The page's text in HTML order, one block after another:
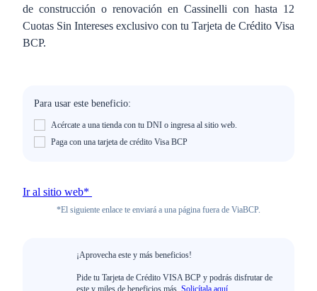
de construcción o renovación en Cassinelli con hasta 12
Cuotas Sin Intereses exclusivo con tu Tarjeta de Crédito Visa
BCP.
Para usar este beneficio:
Acércate a una tienda con tu DNI o ingresa al sitio web.
Paga con una tarjeta de crédito Visa BCP
Ir al sitio web*
*El siguiente enlace te enviará a una página fuera de ViaBCP.
¡Aprovecha este y más beneficios!
Pide tu Tarjeta de Crédito VISA BCP y podrás disfrutar de
este y miles de beneficios más. Solicítala aquí